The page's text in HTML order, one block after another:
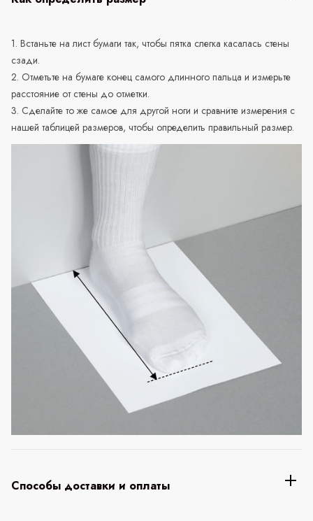
1. Встаньте на лист бумаги так, чтобы пятка слегка касалась стены
сзади.
2. Отметьте на бумаге конец самого длинного пальца и измерьте
расстояние от стены до отметки.
3. Сделайте то же самое для другой ноги и сравните измерения с
нашей таблицей размеров, чтобы определить правильный размер.
Способы доставки и оплаты